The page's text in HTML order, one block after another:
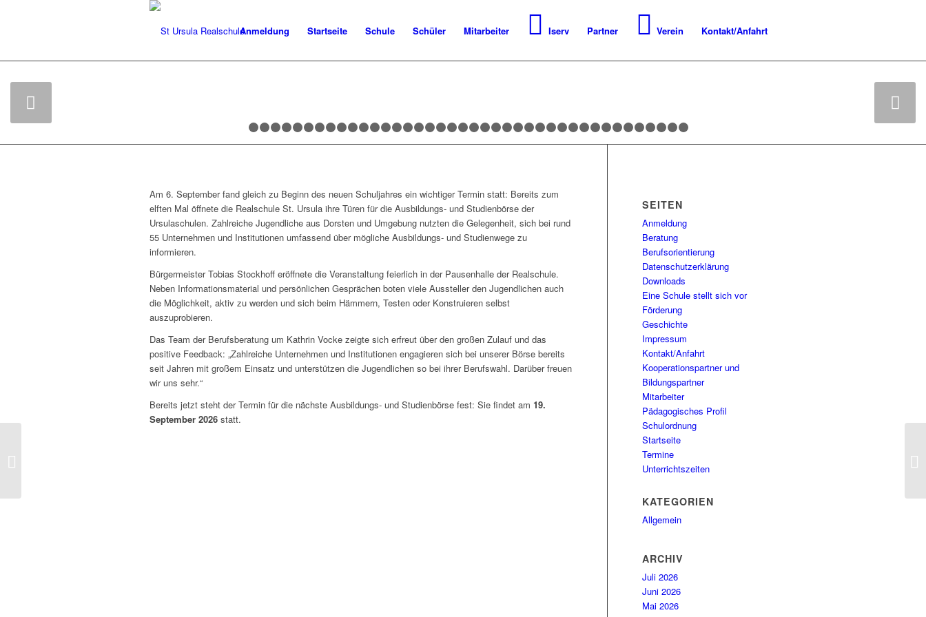
Anmeldung Startseite Schule Schüler Mitarbeiter Iserv Partner Verein Kontakt/Anfahrt
1 2 3 4 5 6 7 8 9 1011121314151617181920212223242526272829303132333435
Am 6. September fand gleich zu Beginn des neuen Schuljahres ein wichtiger Termin statt: Bereits zum
elften Mal öffnete die Realschule St. Ursula ihre Türen für die Ausbildungs- und Studienbörse der
Ursulaschulen. Zahlreiche Jugendliche aus Dorsten und Umgebung nutzten die Gelegenheit, sich bei rund
55 Unternehmen und Institutionen umfassend über mögliche Ausbildungs- und Studienwege zu
informieren.
Bürgermeister Tobias Stockhoff eröffnete die Veranstaltung feierlich in der Pausenhalle der Realschule.
Neben Informationsmaterial und persönlichen Gesprächen boten viele Aussteller den Jugendlichen auch
die Möglichkeit, aktiv zu werden und sich beim Hämmern, Testen oder Konstruieren selbst
auszuprobieren.
Das Team der Berufsberatung um Kathrin Vocke zeigte sich erfreut über den großen Zulauf und das
positive Feedback: „Zahlreiche Unternehmen und Institutionen engagieren sich bei unserer Börse bereits
seit Jahren mit großem Einsatz und unterstützen die Jugendlichen so bei ihrer Berufswahl. Darüber freuen
wir uns sehr.“
Bereits jetzt steht der Termin für die nächste Ausbildungs- und Studienbörse fest: Sie findet am 19.
September 2026 statt.
SEITEN
Anmeldung
Beratung
Berufsorientierung
Datenschutzerklärung
Downloads
Eine Schule stellt sich vor
Förderung
Geschichte
Impressum
Kontakt/Anfahrt
Kooperationspartner und
Bildungspartner
Mitarbeiter
Pädagogisches Profil
Schulordnung
Startseite
Termine
Unterrichtszeiten
KATEGORIEN
Allgemein
ARCHIV
Juli 2026
Juni 2026
Mai 2026